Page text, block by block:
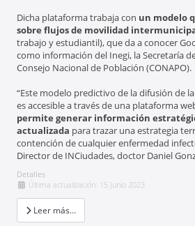
Dicha plataforma trabaja con un modelo
sobre flujos de movilidad
trabajo y estudiantil), que da a conocer
como información del Inegi, la Secretaría
Consejo Nacional de Población (CONAPO).
“Este modelo predictivo de la difusión de
es accesible a través de una plataforma
permite generar información
actualizada para trazar una estrategia
contención de cualquier enfermedad
Director de INCiudades, doctor Daniel
Detalles
Última actualización: 15 Junio 2023
Leer más…